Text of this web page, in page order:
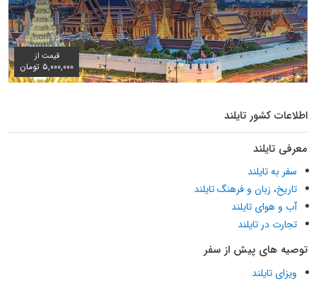
قیمت از
۵,۰۰۰,۰۰۰ تومان
اطلاعات کشور تایلند
معرفی تایلند
سفر به تایلند
تاریخ، زبان و فرهنگ تایلند
آب و هوای تایلند
تجارت در تایلند
توصیه های پیش از سفر
ویزای تایلند